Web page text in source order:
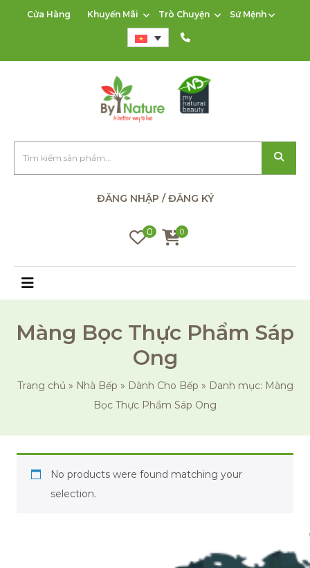
Cửa Hàng Khuyến Mãi Trò Chuyện Sứ Mệnh
ĐĂNG NHẬP / ĐĂNG KÝ
0 0
Màng Bọc Thực Phẩm Sáp
Ong
Trang chủ » Nhà Bếp » Dành Cho Bếp » Danh mục: Màng
Bọc Thực Phẩm Sáp Ong
No products were found matching your
selection.